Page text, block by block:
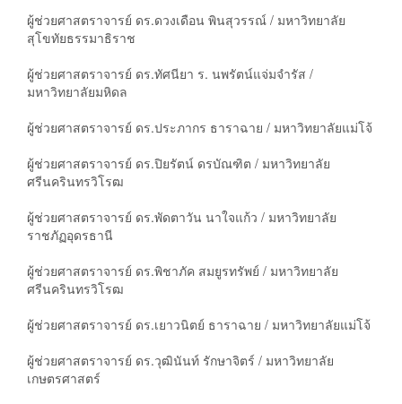
ผู้ช่วยศาสตราจารย์ ดร.ดวงเดือน พินสุวรรณ์ / มหาวิทยาลัย
สุโขทัยธรรมาธิราช
ผู้ช่วยศาสตราจารย์ ดร.ทัศนียา ร. นพรัตน์แจ่มจำรัส /
มหาวิทยาลัยมหิดล
ผู้ช่วยศาสตราจารย์ ดร.ประภากร ธาราฉาย / มหาวิทยาลัยแม่โจ้
ผู้ช่วยศาสตราจารย์ ดร.ปิยรัตน์ ดรบัณฑิต / มหาวิทยาลัย
ศรีนครินทรวิโรฒ
ผู้ช่วยศาสตราจารย์ ดร.พัดตาวัน นาใจแก้ว / มหาวิทยาลัย
ราชภัฏอุดรธานี
ผู้ช่วยศาสตราจารย์ ดร.พิชาภัค สมยูรทรัพย์ / มหาวิทยาลัย
ศรีนครินทรวิโรฒ
ผู้ช่วยศาสตราจารย์ ดร.เยาวนิตย์ ธาราฉาย / มหาวิทยาลัยแม่โจ้
ผู้ช่วยศาสตราจารย์ ดร.วุฒินันท์ รักษาจิตร์ / มหาวิทยาลัย
เกษตรศาสตร์